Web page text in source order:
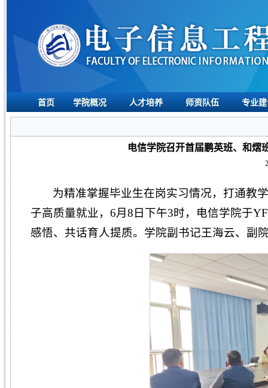
首页 学院概况 人才培养 师资队伍 专业
电信学院召开首届鹏英班、和熠
为精准掌握毕业生在岗实习情况，打通教
子高质量就业，6月8日下午3时，电信学院于
感悟、共话育人提质。学院副书记王海云、副